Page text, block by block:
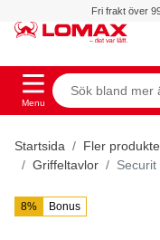
Fri frakt över
Menu
Startsida Fler
Griffeltavlor
8% Bonus